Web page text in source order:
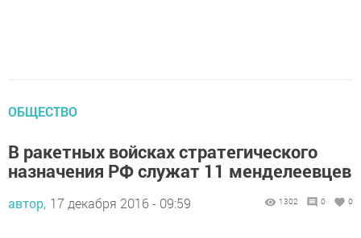
ОБЩЕСТВО
В ракетных войсках стратегического
назначения РФ служат 11 менделеевцев
автор, 17 декабря 2016 - 09:59 1302 0 0